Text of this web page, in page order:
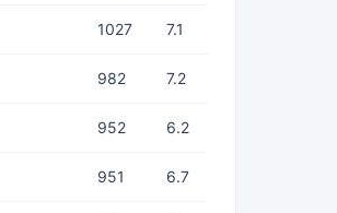
1027 7.1
982 7.2
952 6.2
951 6.7